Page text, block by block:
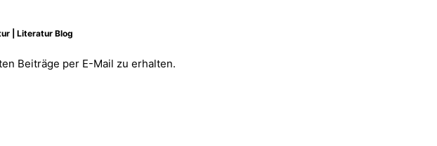
| Literatur Blog
Beiträge per E-Mail zu erhalten.